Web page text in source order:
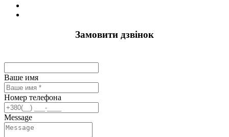
Замовити дзвінок
Ваше имя
Номер телефона
Message